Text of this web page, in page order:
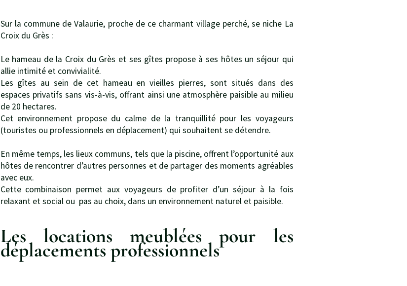
Sur la commune de Valaurie, proche de ce charmant village perché, se niche La
Croix du Grès :
Le hameau de la Croix du Grès et ses gîtes propose à ses hôtes un séjour qui
allie intimité et convivialité.
Les gîtes au sein de cet hameau en vieilles pierres, sont situés dans des
espaces privatifs sans vis-à-vis, offrant ainsi une atmosphère paisible au milieu
de 20 hectares.
Cet environnement propose du calme de la tranquillité pour les voyageurs
(touristes ou professionnels en déplacement) qui souhaitent se détendre.
En même temps, les lieux communs, tels que la piscine, offrent l’opportunité aux
hôtes de rencontrer d’autres personnes et de partager des moments agréables
avec eux.
Cette combinaison permet aux voyageurs de profiter d’un séjour à la fois
relaxant et social ou pas au choix, dans un environnement naturel et paisible.
Les locations meublées pour les
déplacements professionnels